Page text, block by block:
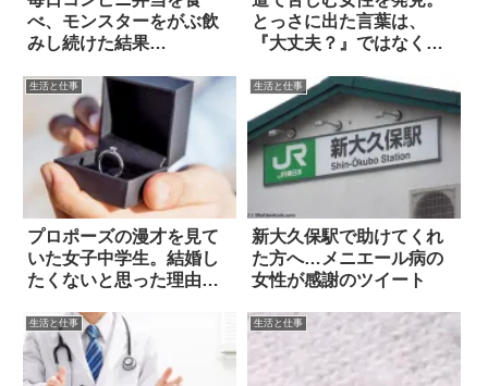
べ、モンスターをがぶ飲
みし続けた結果…
とっさに出た言葉は、
『大丈夫？』ではなく…
生活と仕事
プロポーズの漫才を見て
いた女子中学生。結婚し
たくないと思った理由
生活と仕事
新大久保駅で助けてくれ
た方へ…メニエール病の
女性が感謝のツイート
生活と仕事 生活と仕事